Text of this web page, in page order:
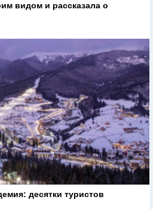
видом и рассказала о
десятки туристов